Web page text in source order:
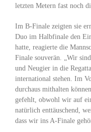
letzten Metern fast noch
Im B-Finale zeigten sie
Duo im Halbfinale den
hatte, reagierte die
Finale souverän. „Wir
und Neugier in die
international stehen. Im
durchaus mithalten
gefehlt, obwohl wir auf
natürlich enttäuschend,
dass wir ins A-Finale